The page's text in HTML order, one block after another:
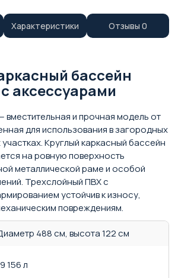
Характеристики Отзывы 0
бассейн
аксессуарами
вместительная и прочная модель от
для использования в загородных
Круглый каркасный бассейн
на ровную поверхность
металлической раме и особой
Трехслойный ПВХ с
устойчив к износу,
повреждениям.
488 см, высота 122 см
156 л